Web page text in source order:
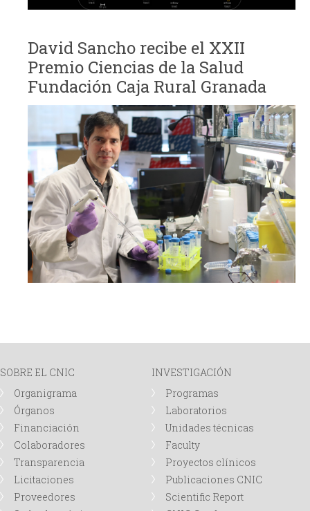
David Sancho recibe el XXII
Premio Ciencias de la Salud
Fundación Caja Rural Granada
SOBRE EL CNIC
Organigrama
Órganos
Financiación
Colaboradores
Transparencia
Licitaciones
Proveedores
INVESTIGACIÓN
Programas
Laboratorios
Unidades técnicas
Faculty
Proyectos clínicos
Publicaciones CNIC
Scientific Report